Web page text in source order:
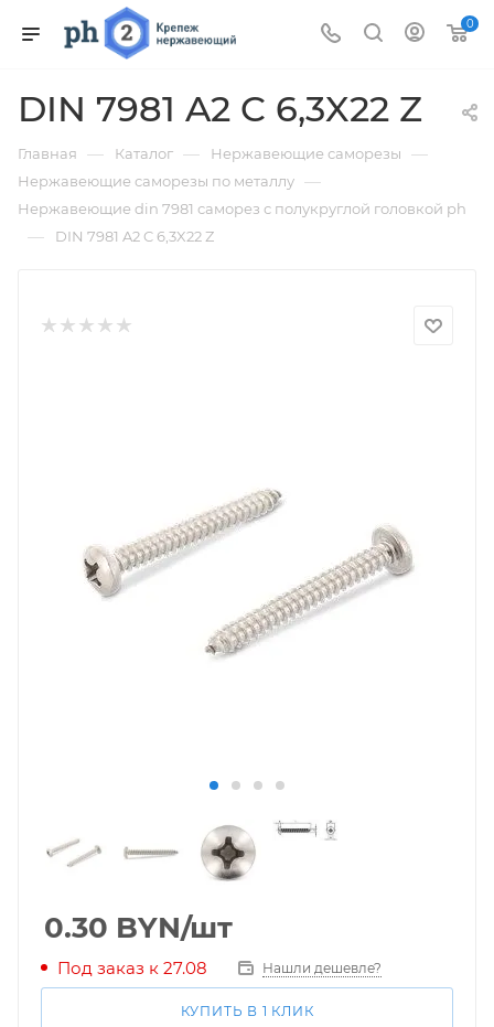
0
DIN 7981 A2 C 6,3X22 Z
Главная — Каталог — Нержавеющие саморезы —
Нержавеющие саморезы по металлу —
Нержавеющие din 7981 саморез с полукруглой головкой ph
— DIN 7981 A2 C 6,3X22 Z
0.30 BYN/шт
Под заказ к 27.08 Нашли дешевле?
КУПИТЬ В 1 КЛИК